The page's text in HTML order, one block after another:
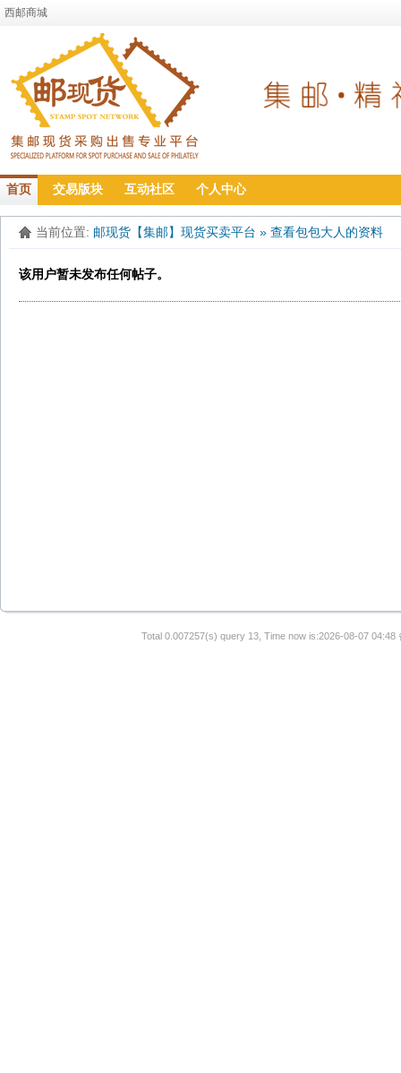
西邮商城
首页 交易版块 互动社区 个人中心
当前位置: 邮现货【集邮】现货买卖平台 » 查看包包大人的资料
该用户暂未发布任何帖子。
Total 0.007257(s) query 13, Time now is:2026-08-07 04:48